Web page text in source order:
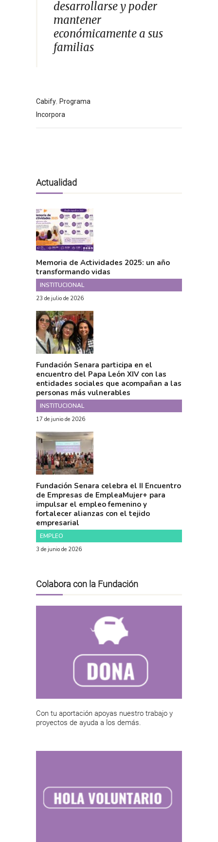
desarrollarse y poder
mantener
económicamente a sus
familias
Cabify, Programa
Incorpora
Actualidad
Memoria de Actividades 2025: un año
transformando vidas
INSTITUCIONAL
23 de julio de 2026
Fundación Senara participa en el
encuentro del Papa León XIV con las
entidades sociales que acompañan a las
personas más vulnerables
INSTITUCIONAL
17 de junio de 2026
Fundación Senara celebra el II Encuentro
de Empresas de EmpleaMujer+ para
impulsar el empleo femenino y
fortalecer alianzas con el tejido
empresarial
EMPLEO
3 de junio de 2026
Colabora con la Fundación
Con tu aportación apoyas nuestro trabajo y
proyectos de ayuda a los demás.